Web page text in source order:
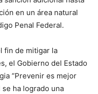
en un área natural
Penal Federal.
fin de mitigar la
el Gobierno del Estado
“Prevenir es mejor
se ha logrado una